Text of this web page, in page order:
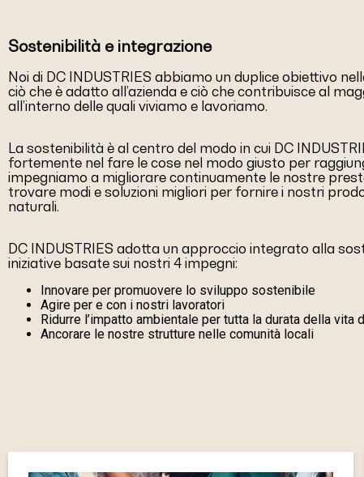
Sostenibilità e integrazione
Noi di DC INDUSTRIES abbiamo un duplice obiettivo
ciò che è adatto all’azienda e ciò che contribuisce al
all’interno delle quali viviamo e lavoriamo.
La sostenibilità è al centro del modo in cui DC
fortemente nel fare le cose nel modo giusto per
impegniamo a migliorare continuamente le nostre
trovare modi e soluzioni migliori per fornire i nostri
naturali.
DC INDUSTRIES adotta un approccio integrato alla
iniziative basate sui nostri 4 impegni:
Innovare per promuovere lo sviluppo sostenibile
Agire per e con i nostri lavoratori
Ridurre l’impatto ambientale per tutta la durata della vita
Ancorare le nostre strutture nelle comunità locali